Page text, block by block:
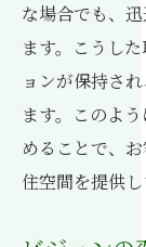
な場合でも、
ます。こうし
ョンが保持さ
ます。このよ
めることで、
住空間を提供し